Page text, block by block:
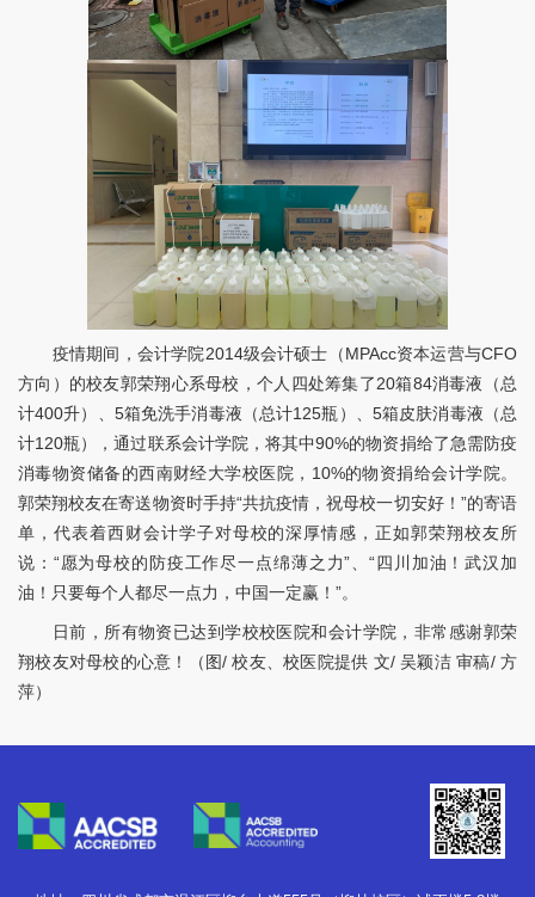
疫情期间，会计学院2014级会计硕士（MPAcc资本运营与CFO
方向）的校友郭荣翔心系母校，个人四处筹集了20箱84消毒液（总
计400升）、5箱免洗手消毒液（总计125瓶）、5箱皮肤消毒液（总
计120瓶），通过联系会计学院，将其中90%的物资捐给了急需防疫
消毒物资储备的西南财经大学校医院，10%的物资捐给会计学院。
郭荣翔校友在寄送物资时手持“共抗疫情，祝母校一切安好！”的寄语
单，代表着西财会计学子对母校的深厚情感，正如郭荣翔校友所
说：“愿为母校的防疫工作尽一点绵薄之力”、“四川加油！武汉加
油！只要每个人都尽一点力，中国一定赢！”。
日前，所有物资已达到学校校医院和会计学院，非常感谢郭荣
翔校友对母校的心意！（图/ 校友、校医院提供 文/ 吴颖洁 审稿/ 方
萍）